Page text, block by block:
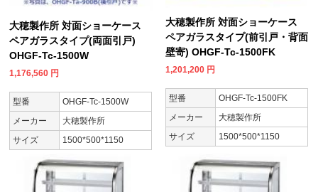
大穂製作所 対面ショーケース
ペアガラスタイプ(両面引戸)
OHGF-Tc-1500W
1,176,560 円
型番
OHGF-Tc-1500W
メーカー
大穂製作所
サイズ
1500*500*1150
大穂製作所 対面ショーケース
ペアガラスタイプ(前引戸・背面
壁寄) OHGF-Tc-1500FK
1,201,200 円
型番
OHGF-Tc-1500FK
メーカー
大穂製作所
サイズ
1500*500*1150